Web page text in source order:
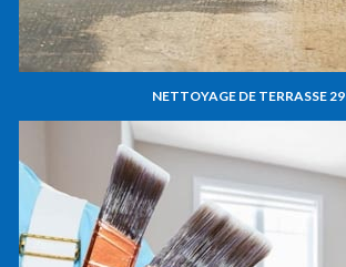
NETTOYAGE DE TERRASSE 29